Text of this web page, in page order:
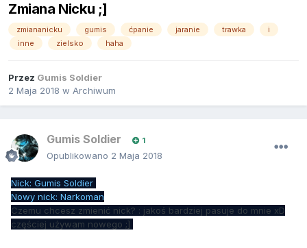
Zmiana Nicku ;]
zmiananicku gumis ćpanie jaranie trawka
i
inne
zielsko haha
Przez Gumis Soldier
2 Maja 2018 w Archiwum
Gumis Soldier 1
Opublikowano 2 Maja 2018
Nick: Gumis Soldier
Nowy nick: Narkoman
Czemu chcesz zmienić nick? : jakoś bardziej pasuje do mnie xD
częściej używam nowego ;]